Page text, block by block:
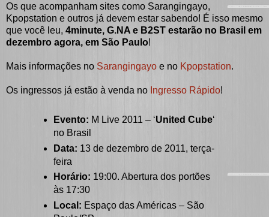
Os que acompanham sites como Sarangingayo,
Kpopstation e outros já devem estar sabendo! É isso mesmo
que você leu, 4minute, G.NA e B2ST estarão no Brasil em
dezembro agora, em São Paulo!
Mais informações no Sarangingayo e no Kpopstation.
Os ingressos já estão à venda no Ingresso Rápido!
Evento: M Live 2011 – ‘United Cube‘
no Brasil
Data: 13 de dezembro de 2011, terça-
feira
Horário: 19:00. Abertura dos portões
às 17:30
Local: Espaço das Américas – São